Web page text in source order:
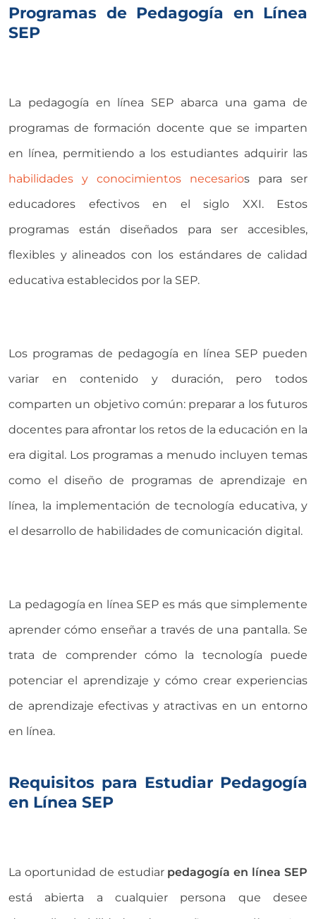
Programas de Pedagogía en Línea
SEP
La pedagogía en línea SEP abarca una gama de
programas de formación docente que se imparten
en línea, permitiendo a los estudiantes adquirir las
habilidades y conocimientos necesarios para ser
educadores efectivos en el siglo XXI. Estos
programas están diseñados para ser accesibles,
flexibles y alineados con los estándares de calidad
educativa establecidos por la SEP.
Los programas de pedagogía en línea SEP pueden
variar en contenido y duración, pero todos
comparten un objetivo común: preparar a los futuros
docentes para afrontar los retos de la educación en la
era digital. Los programas a menudo incluyen temas
como el diseño de programas de aprendizaje en
línea, la implementación de tecnología educativa, y
el desarrollo de habilidades de comunicación digital.
La pedagogía en línea SEP es más que simplemente
aprender cómo enseñar a través de una pantalla. Se
trata de comprender cómo la tecnología puede
potenciar el aprendizaje y cómo crear experiencias
de aprendizaje efectivas y atractivas en un entorno
en línea.
Requisitos para Estudiar Pedagogía
en Línea SEP
La oportunidad de estudiar pedagogía en línea SEP
está abierta a cualquier persona que desee